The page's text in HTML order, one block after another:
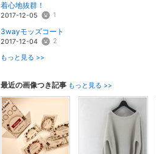
着心地抜群！
2017-12-05 1
3wayモッズコート
2017-12-04 2
もっと見る >>
最近の画像つき記事 もっと見る >>